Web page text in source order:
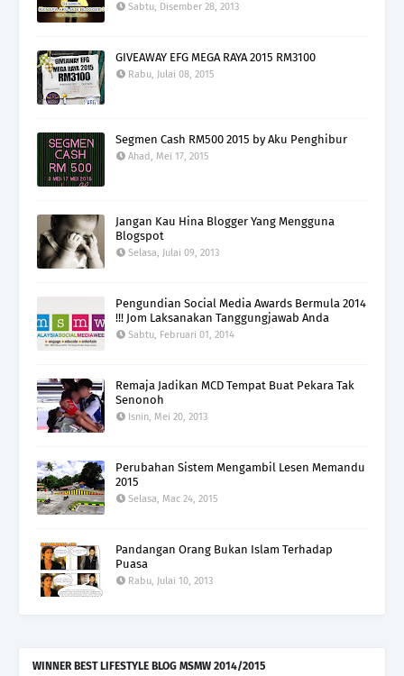
Sabtu, Disember 28, 2013
GIVEAWAY EFG MEGA RAYA 2015 RM3100
Rabu, Julai 08, 2015
Segmen Cash RM500 2015 by Aku Penghibur
Ahad, Mei 17, 2015
Jangan Kau Hina Blogger Yang Mengguna
Blogspot
Selasa, Julai 09, 2013
Pengundian Social Media Awards Bermula 2014
!!! Jom Laksanakan Tanggungjawab Anda
Sabtu, Februari 01, 2014
Remaja Jadikan MCD Tempat Buat Pekara Tak
Senonoh
Isnin, Mei 20, 2013
Perubahan Sistem Mengambil Lesen Memandu
2015
Selasa, Mac 24, 2015
Pandangan Orang Bukan Islam Terhadap
Puasa
Rabu, Julai 10, 2013
WINNER BEST LIFESTYLE BLOG MSMW 2014/2015